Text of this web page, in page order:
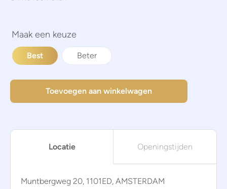
Best Beter
Toevoegen aan winkelwagen
Locatie Openingstijden
Muntbergweg 20, 1101ED, AMSTERDAM